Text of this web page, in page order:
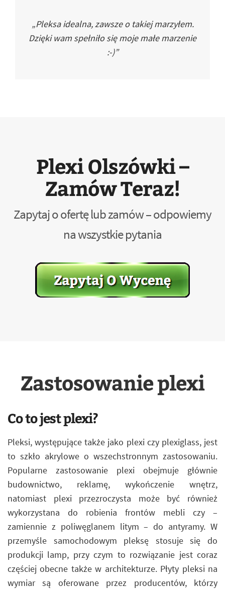
„Pleksa idealna, zawsze o takiej marzyłem.
Dzięki wam spełniło się moje małe marzenie
:-)”
Plexi Olszówki –
Zamów Teraz!
Zapytaj o ofertę lub zamów – odpowiemy
na wszystkie pytania
Zastosowanie plexi
Co to jest plexi?
Pleksi, występujące także jako plexi czy plexiglass, jest
to szkło akrylowe o wszechstronnym zastosowaniu.
Popularne zastosowanie plexi obejmuje głównie
budownictwo, reklamę, wykończenie wnętrz,
natomiast plexi przezroczysta może być również
wykorzystana do robienia frontów mebli czy –
zamiennie z poliwęglanem litym – do antyramy. W
przemyśle samochodowym pleksę stosuje się do
produkcji lamp, przy czym to rozwiązanie jest coraz
częściej obecne także w architekturze. Płyty pleksi na
wymiar są oferowane przez producentów, którzy